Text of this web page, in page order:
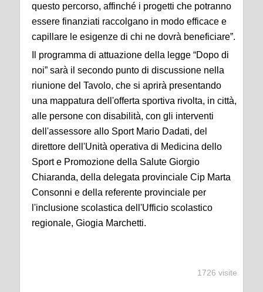
questo percorso, affinché i progetti che potranno
essere finanziati raccolgano in modo efficace e
capillare le esigenze di chi ne dovrà beneficiare”.
Il programma di attuazione della legge “Dopo di
noi” sarà il secondo punto di discussione nella
riunione del Tavolo, che si aprirà presentando
una mappatura dell'offerta sportiva rivolta, in città,
alle persone con disabilità, con gli interventi
dell'assessore allo Sport Mario Dadati, del
direttore dell'Unità operativa di Medicina dello
Sport e Promozione della Salute Giorgio
Chiaranda, della delegata provinciale Cip Marta
Consonni e della referente provinciale per
l'inclusione scolastica dell'Ufficio scolastico
regionale, Giogia Marchetti.
1726 visite